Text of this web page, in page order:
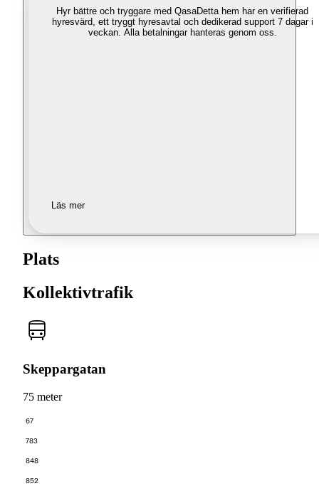
Hyr bättre och tryggare med QasaDetta hem har en verifierad
hyresvärd, ett tryggt hyresavtal och dedikerad support 7 dagar i
veckan. Alla betalningar hanteras genom oss.
Läs mer
Plats
Kollektivtrafik
Skeppargatan
75 meter
67
783
848
852